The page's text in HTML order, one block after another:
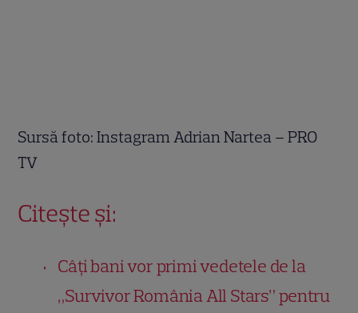
Sursă foto: Instagram Adrian Nartea – PRO
TV
Citește și:
Câți bani vor primi vedetele de la
„Survivor România All Stars” pentru